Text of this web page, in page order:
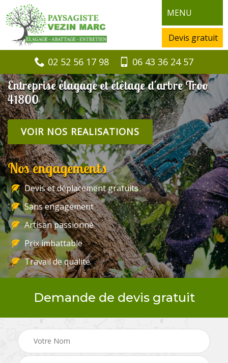
MENU
Devis gratuit
02 52 56 17 98 06 43 36 24 57
Entreprise élagage et étêtage d'arbre Troo
41800
VOIR NOS REALISATIONS
Nos engagements
Devis et déplacement gratuits
Sans engagement
Artisan passionné
Prix imbattable
Travail de qualité
Demande de devis gratuit